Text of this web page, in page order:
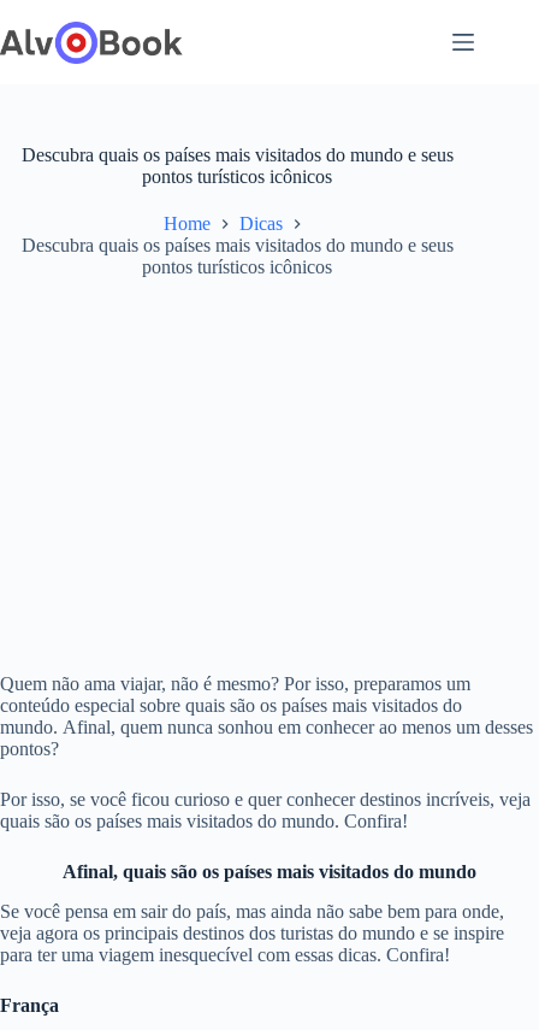
para
o
Descubra quais os países mais visitados do mundo e seus
pontos turísticos icônicos
Home
Dicas
Descubra quais os países mais visitados do mundo e seus
pontos turísticos icônicos
Quem não ama viajar, não é mesmo? Por isso, preparamos um
conteúdo especial sobre quais são os países mais visitados do
mundo. Afinal, quem nunca sonhou em conhecer ao menos um desses
pontos?
Por isso, se você ficou curioso e quer conhecer destinos incríveis, veja
quais são os países mais visitados do mundo. Confira!
Afinal, quais são os países mais visitados do mundo
Se você pensa em sair do país, mas ainda não sabe bem para onde,
veja agora os principais destinos dos turistas do mundo e se inspire
para ter uma viagem inesquecível com essas dicas. Confira!
França